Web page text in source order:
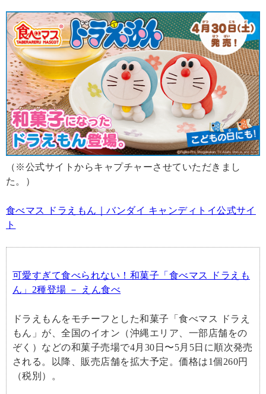
（※公式サイトからキャプチャーさせていただきまし
た。）
食べマス ドラえもん｜バンダイ キャンディトイ公式サイ
ト
可愛すぎて食べられない！和菓子「食べマス ドラえも
ん」2種登場 － えん食べ
ドラえもんをモチーフとした和菓子「食べマス ドラえ
もん」が、全国のイオン（沖縄エリア、一部店舗をの
ぞく）などの和菓子売場で4月30日〜5月5日に順次発売
される。以降、販売店舗を拡大予定。価格は1個260円
（税別）。